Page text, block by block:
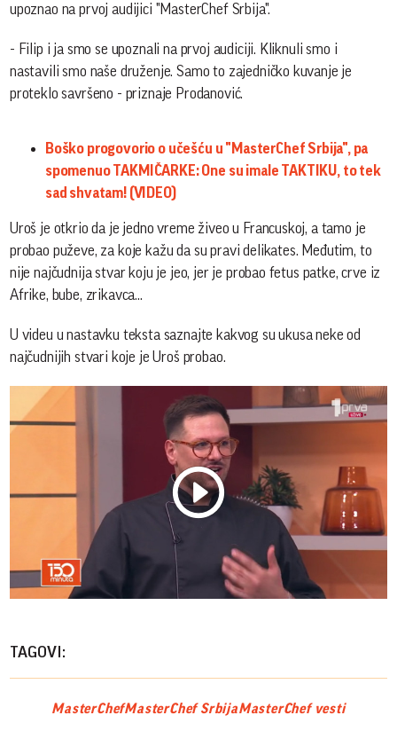
upoznao na prvoj audijici "MasterChef Srbija".
- Filip i ja smo se upoznali na prvoj audiciji. Kliknuli smo i
nastavili smo naše druženje. Samo to zajedničko kuvanje je
proteklo savršeno - priznaje Prodanović.
Boško progovorio o učešću u "MasterChef Srbija", pa
spomenuo TAKMIČARKE: One su imale TAKTIKU, to tek
sad shvatam! (VIDEO)
Uroš je otkrio da je jedno vreme živeo u Francuskoj, a tamo je
probao puževe, za koje kažu da su pravi delikates. Međutim, to
nije najčudnija stvar koju je jeo, jer je probao fetus patke, crve iz
Afrike, bube, zrikavca...
U videu u nastavku teksta saznajte kakvog su ukusa neke od
najčudnijih stvari koje je Uroš probao.
Play
TAGOVI:
MasterChefMasterChef SrbijaMasterChef vesti